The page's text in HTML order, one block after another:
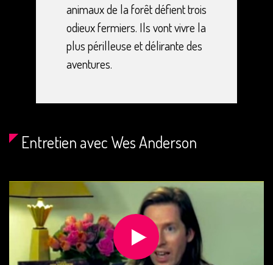
animaux de la forêt défient trois
odieux fermiers. Ils vont vivre la
plus périlleuse et délirante des
aventures.
Entretien avec Wes Anderson